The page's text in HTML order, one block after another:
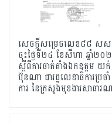
សេចក្តីសម្រេចលេខ៨៨ សស
ចុះថ្ងៃទី២៤ ខែសីហា ឆ្នាំ២០
ស្តីពីការចាត់តាំងឯកឧត្តម យក់
ប៊ុនណា ជារដ្ឋលេខាធិការប្រចាំ
ការ នៃក្រសួងមុខងារសាធារ